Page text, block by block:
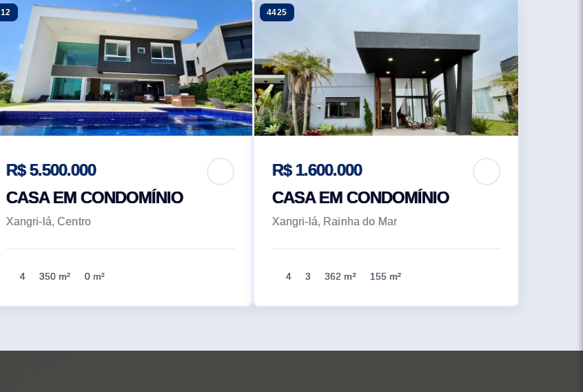
12
R$ 5.500.000
CASA EM CONDOMÍNIO
Xangri-lá, Centro
4 350 m² 0 m²
4425
R$ 1.600.000
CASA EM CONDOMÍNIO
Xangri-lá, Rainha do Mar
4 3 362 m² 155 m²